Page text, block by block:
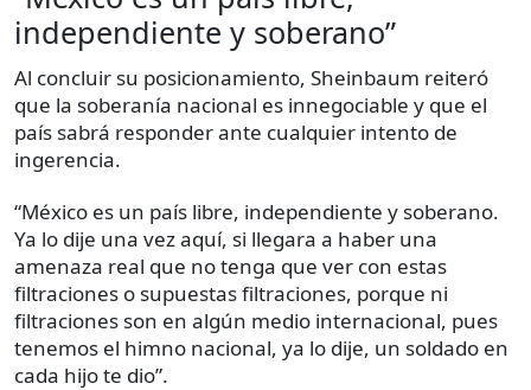
independiente y soberano”
Al concluir su posicionamiento, Sheinbaum reiteró
que la soberanía nacional es innegociable y que el
país sabrá responder ante cualquier intento de
ingerencia.
“México es un país libre, independiente y soberano.
Ya lo dije una vez aquí, si llegara a haber una
amenaza real que no tenga que ver con estas
filtraciones o supuestas filtraciones, porque ni
filtraciones son en algún medio internacional, pues
tenemos el himno nacional, ya lo dije, un soldado en
cada hijo te dio”.